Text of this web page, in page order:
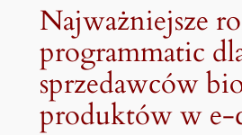
Najważniejsze
programmatic
sprzedawców
produktów w e-